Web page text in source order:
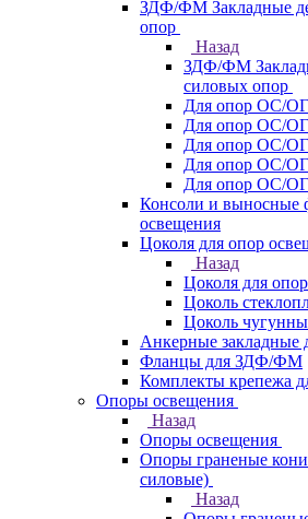
ЗДФ/ФМ Закладные
опор
Назад
ЗДФ/ФМ
силовых опор
Для опор ОС/
Для опор ОС/
Для опор ОС/
Для опор ОС/
Для опор ОС/
Консоли и выносные
освещения
Цоколя для опор
Назад
Цоколя для
Цоколь
Цоколь
Анкерные закладные
Фланцы для ЗДФ/ФМ
Комплекты крепежа
Опоры освещения
Назад
Опоры освещения
Опоры граненые
силовые)
Назад